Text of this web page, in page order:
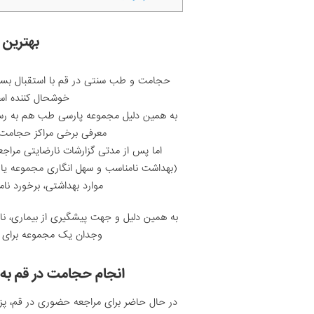
حجامت و طب سنتی در قم با استقبال
خوشحال کننده
به همین دلیل مجموعه پارسی طب هم به
معرفی برخی مراکز
اما پس از مدتی گزارشات نارضایتی
(بهداشت نامناسب و سهل انگاری مجموعه
موارد بهداشتی، برخورد
به همین دلیل و جهت پیشگیری از بیماری،
وجدان یک مجموعه برای
انجام حجامت در قم
در حال حاضر برای مراجعه حضوری در قم،